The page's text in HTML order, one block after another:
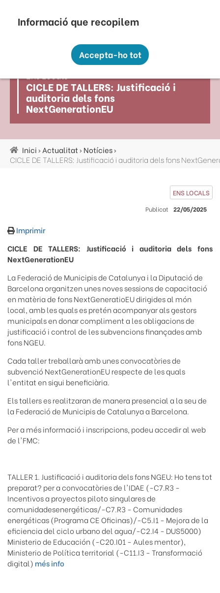
contingut
Ens Locals
CICLE DE TALLERS: Justificació i
auditoria dels fons
NextGenerationEU
d'ariadna
Inici Actualitat Notícies
CICLE DE TALLERS: Justificació i auditoria dels fons
ENS LOCALS
Publicat 22/05/2025
Imprimir
CICLE DE TALLERS: Justificació i auditoria dels fons
NextGenerationEU
La Federació de Municipis de Catalunya i la Diputació de
Barcelona organitzen unes noves sessions de capacitació
en matèria de fons NextGeneratioEU dirigides al món
local, amb les quals es pretén acompanyar als gestors
municipals en donar compliment a les obligacions de
justificació i control de les subvencions finançades amb
fons NGEU.
Cada taller treballarà amb unes convocatòries de
subvenció NextGenerationEU respecte de les quals
l'entitat en sigui beneficiària.
Els tallers es realitzaran de manera presencial a la seu de
la Federació de Municipis de Catalunya a Barcelona.
Per a més informació i inscripcions, podeu accedir al web
de l'FMC:
TALLER 1. Justificació i auditoria dels fons NGEU: Ho tens tot
preparat? per a convocatòries de l'IDAE (-C7.R3 -
Incentivos a proyectos piloto singulares de
comunidadesenergéticas/-C7.R3 - Comunidades
energéticas (Programa CE Oficinas)/-C5.I1 - Mejora de la
eficiencia del ciclo urbano del agua/-C2.I4 - DUS5000)
Ministerio de Educación (-C20.I01 - Aules mentor),
Ministerio de Política territorial (-C11.I3 - Transformació
digital) més info
personal amb les següents finalitats:
Funcionalitat, Analítica.
Més informació
Canviar preferències
Accepta-ho tot